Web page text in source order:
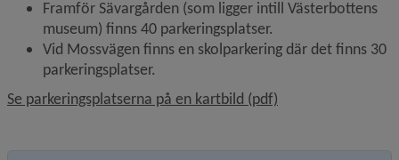
Framför Sävargården (som ligger intill Västerbottens
museum) finns 40 parkeringsplatser.
Vid Mossvägen finns en skolparkering där det finns 30
parkeringsplatser.
Se parkeringsplatserna på en kartbild (pdf)